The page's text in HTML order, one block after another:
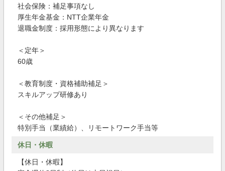
社会保険：補足事項なし
厚生年金基金：NTT企業年金
退職金制度：採用形態により異なります
＜定年＞
60歳
＜教育制度・資格補助補足＞
スキルアップ研修あり
＜その他補足＞
特別手当（業績給）、リモートワーク手当等
休日・休暇
【休日・休暇】